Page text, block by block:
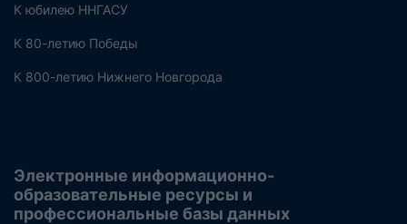
К юбилею ННГАСУ
К 80-летию Победы
К 800-летию Нижнего Новгорода
Электронные информационно-
образовательные ресурсы и
профессиональные базы данных